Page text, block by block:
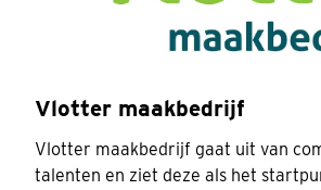
Vlotter maakbedrijf
Vlotter maakbedrijf gaat uit van
talenten en ziet deze als het